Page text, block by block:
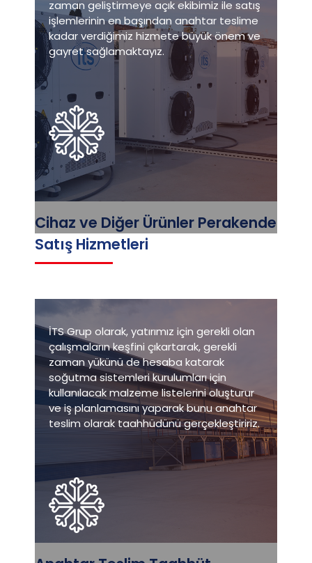
Cihaz ve Diğer Ürünler Perakende
Satış Hizmetleri
zaman geliştirmeye açık ekibimiz ile satış
işlemlerinin en başından anahtar teslime
kadar verdiğimiz hizmete büyük önem ve
gayret sağlamaktayız.
İTS Grup olarak, yatırımız için gerekli olan
çalışmaların keşfini çıkartarak, gerekli
zaman yükünü de hesaba katarak
soğutma sistemleri kurulumları için
kullanılacak malzeme listelerini oluşturur
ve iş planlamasını yaparak bunu anahtar
teslim olarak taahhüdünü gerçekleştiririz.